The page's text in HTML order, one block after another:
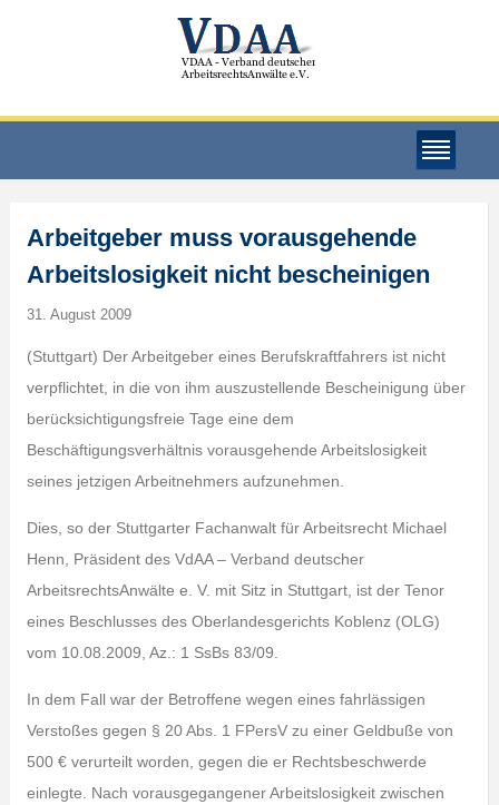
Arbeitgeber muss vorausgehende
Arbeitslosigkeit nicht bescheinigen
31. August 2009
(Stuttgart) Der Arbeitgeber eines Berufskraftfahrers ist nicht
verpflichtet, in die von ihm auszustellende Bescheinigung über
berücksichtigungsfreie Tage eine dem
Beschäftigungsverhältnis vorausgehende Arbeitslosigkeit
seines jetzigen Arbeitnehmers aufzunehmen.
Dies, so der Stuttgarter Fachanwalt für Arbeitsrecht Michael
Henn, Präsident des VdAA – Verband deutscher
ArbeitsrechtsAnwälte e. V. mit Sitz in Stuttgart, ist der Tenor
eines Beschlusses des Oberlandesgerichts Koblenz (OLG)
vom 10.08.2009, Az.: 1 SsBs 83/09.
In dem Fall war der Betroffene wegen eines fahrlässigen
Verstoßes gegen § 20 Abs. 1 FPersV zu einer Geldbuße von
500 € verurteilt worden, gegen die er Rechtsbeschwerde
einlegte. Nach vorausgegangener Arbeitslosigkeit zwischen